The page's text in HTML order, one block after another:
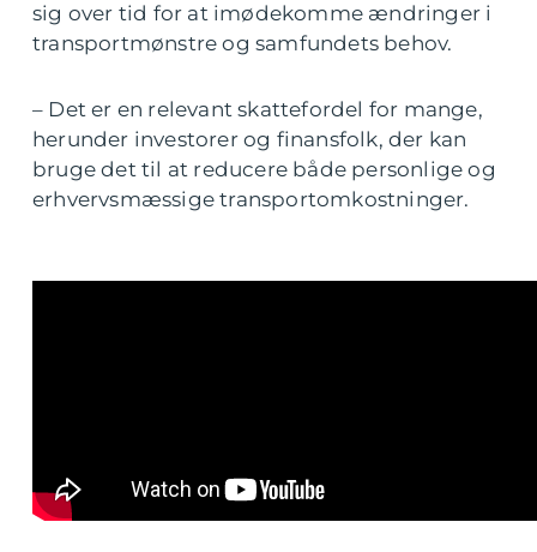
sig over tid for at imødekomme ændringer i
transportmønstre og samfundets behov.
– Det er en relevant skattefordel for mange,
herunder investorer og finansfolk, der kan
bruge det til at reducere både personlige og
erhvervsmæssige transportomkostninger.